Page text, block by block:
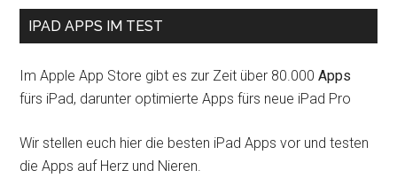
IPAD APPS IM TEST
Im Apple App Store gibt es zur Zeit über 80.000Apps
fürs iPad, darunter optimierte Apps fürs neue iPad Pro
Wir stellen euch hier die besten iPad Apps vor und testen
die Apps auf Herz und Nieren.